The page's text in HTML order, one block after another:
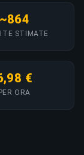
~864
STIMATE
€
ORA